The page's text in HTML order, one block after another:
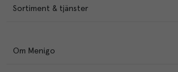
Sortiment & tjänster
Om Menigo